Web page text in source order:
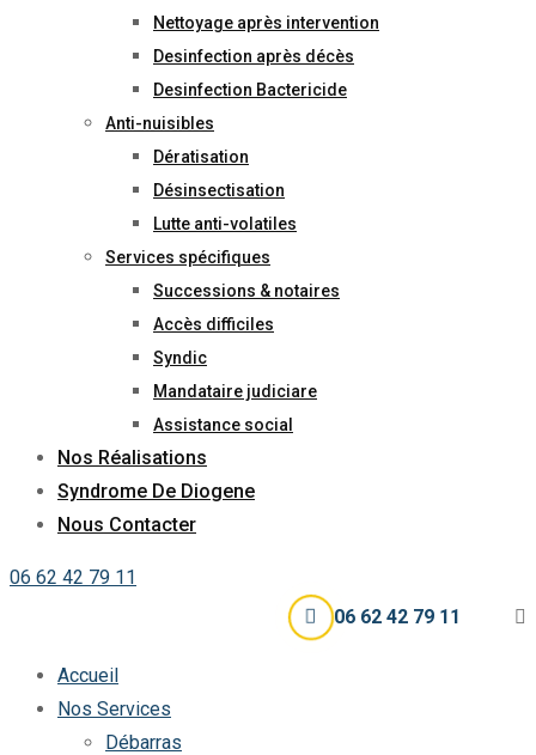
Nettoyage après intervention
Desinfection après décès
Desinfection Bactericide
Anti-nuisibles
Dératisation
Désinsectisation
Lutte anti-volatiles
Services spécifiques
Successions & notaires
Accès difficiles
Syndic
Mandataire judiciare
Assistance social
Nos Réalisations
Syndrome De Diogene
Nous Contacter
06 62 42 79 11
06 62 42 79 11
Accueil
Nos Services
Débarras